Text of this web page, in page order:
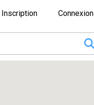
Inscription Connexion